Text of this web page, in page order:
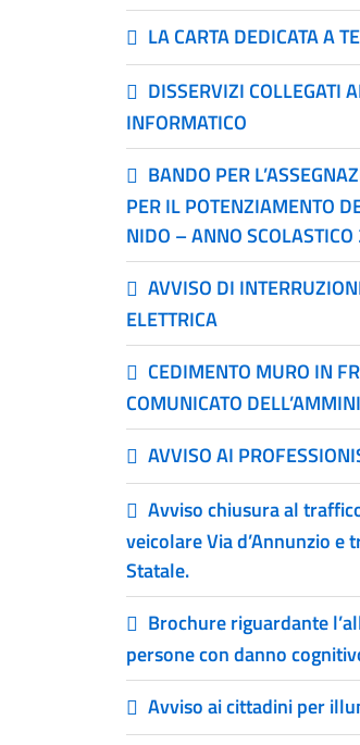
LA CARTA DEDICATA A TE
DISSERVIZI COLLEGATI
INFORMATICO
BANDO PER
PER IL POTENZIAMENTO
NIDO – ANNO
AVVISO DI
ELETTRICA
CEDIMENTO MURO IN
COMUNICATO
AVVISO AI
Avviso chiusura al
veicolare Via d’Annunzio e
Statale.
Brochure riguardante
persone con danno
Avviso ai cittadini per